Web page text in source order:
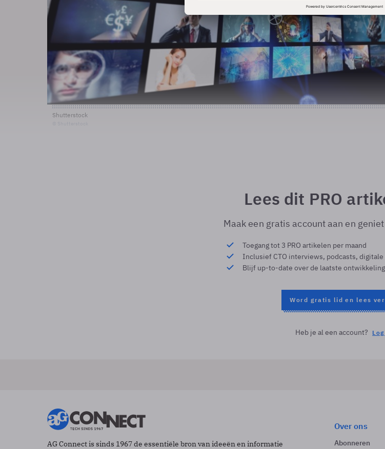
Shutterstock
Lees dit PRO
Maak een gratis account aan en
Toegang tot 3 PRO artikelen per maand
Inclusief CTO interviews, podcasts,
Blijf up-to-date over de laatste
Word gratis lid en lees
Heb je al een account?
AG Connect is sinds 1967 de essentiële bron van ideeën en informatie
Over ons
Abonneren